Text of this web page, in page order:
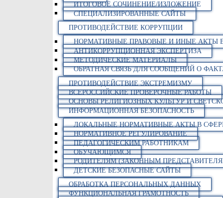
ИТОГОВОЕ СОЧИНЕНИЕ/ИЗЛОЖЕНИЕ
СПЕЦИАЛИЗИРОВАННЫЕ САЙТЫ
ПРОТИВОДЕЙСТВИЕ КОРРУПЦИИ
НОРМАТИВНЫЕ ПРАВОВЫЕ И ИНЫЕ АКТЫ
АНТИКОРРУПЦИОННАЯ ЭКСПЕРТИЗА
МЕТОДИЧЕСКИЕ МАТЕРИАЛЫ
ОБРАТНАЯ СВЯЗЬ ДЛЯ СООБЩЕНИЙ О
ПРОТИВОДЕЙСТВИЕ ЭКСТРЕМИЗМУ
ВСЕРОССИЙСКИЕ ПРОВЕРОЧНЫЕ РАБОТЫ
ОСНОВЫ РЕЛИГИОЗНЫХ КУЛЬТУР И
ИНФОРМАЦИОННАЯ БЕЗОПАСНОСТЬ
ЛОКАЛЬНЫЕ НОРМАТИВНЫЕ АКТЫ В
НОРМАТИВНОЕ РЕГУЛИРОВАНИЕ
ПЕДАГОГИЧЕСКИМ РАБОТНИКАМ
ОБУЧАЮЩИМСЯ
РОДИТЕЛЯМ (ЗАКОННЫМ
ДЕТСКИЕ БЕЗОПАСНЫЕ САЙТЫ
ОБРАБОТКА ПЕРСОНАЛЬНЫХ ДАННЫХ
ФУНКЦИОНАЛЬНАЯ ГРАМОТНОСТЬ